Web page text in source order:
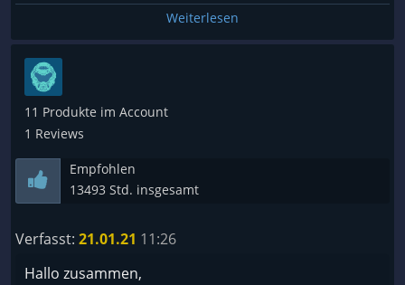
sehr interessant und ich fand es auch witzig mich
der Maps rumzulatschen. Aber insgesamt... naja...
eine Menge nutzlose Mechaniken und Funktionen...
zich Währungen und in meinen Augen nutzlose
Features und Krempel. Vieles auch sehr unklar
sodass ich an sich so oder so, wohl nicht mehr viel
Freude an diesem Spiel gehabt hätte... aber das ist
erst mal noch verdauen. Einfach nur bekloppt...
Weiterlesen
11 Produkte im Account
1 Reviews
Empfohlen
13493 Std. insgesamt
Verfasst: 21.01.21 11:26
Hallo zusammen,